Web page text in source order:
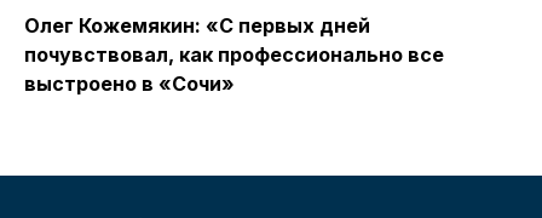
Олег Кожемякин: «С первых дней
почувствовал, как профессионально все
выстроено в «Сочи»